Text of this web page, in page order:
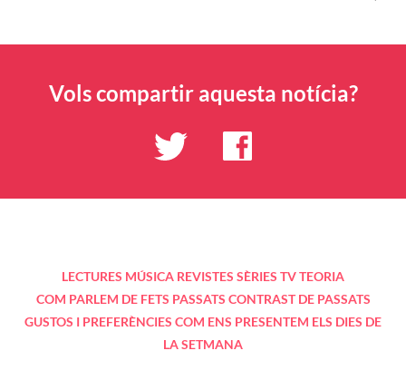
Vols compartir aquesta notícia?
LECTURES MÚSICA REVISTES SÈRIES TVTEORIA
COM PARLEM DE FETS PASSATS CONTRAST DE PASSATS
GUSTOS I PREFERÈNCIES COM ENS PRESENTEM ELS DIES DE
LA SETMANA